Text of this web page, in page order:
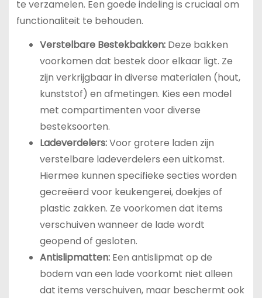
te verzamelen. Een goede indeling is cruciaal om
functionaliteit te behouden.
Verstelbare Bestekbakken:Deze bakken
voorkomen dat bestek door elkaar ligt. Ze
zijn verkrijgbaar in diverse materialen (hout,
kunststof) en afmetingen. Kies een model
met compartimenten voor diverse
besteksoorten.
Ladeverdelers:Voor grotere laden zijn
verstelbare ladeverdelers een uitkomst.
Hiermee kunnen specifieke secties worden
gecreëerd voor keukengerei, doekjes of
plastic zakken. Ze voorkomen dat items
verschuiven wanneer de lade wordt
geopend of gesloten.
Antislipmatten:Een antislipmat op de
bodem van een lade voorkomt niet alleen
dat items verschuiven, maar beschermt ook